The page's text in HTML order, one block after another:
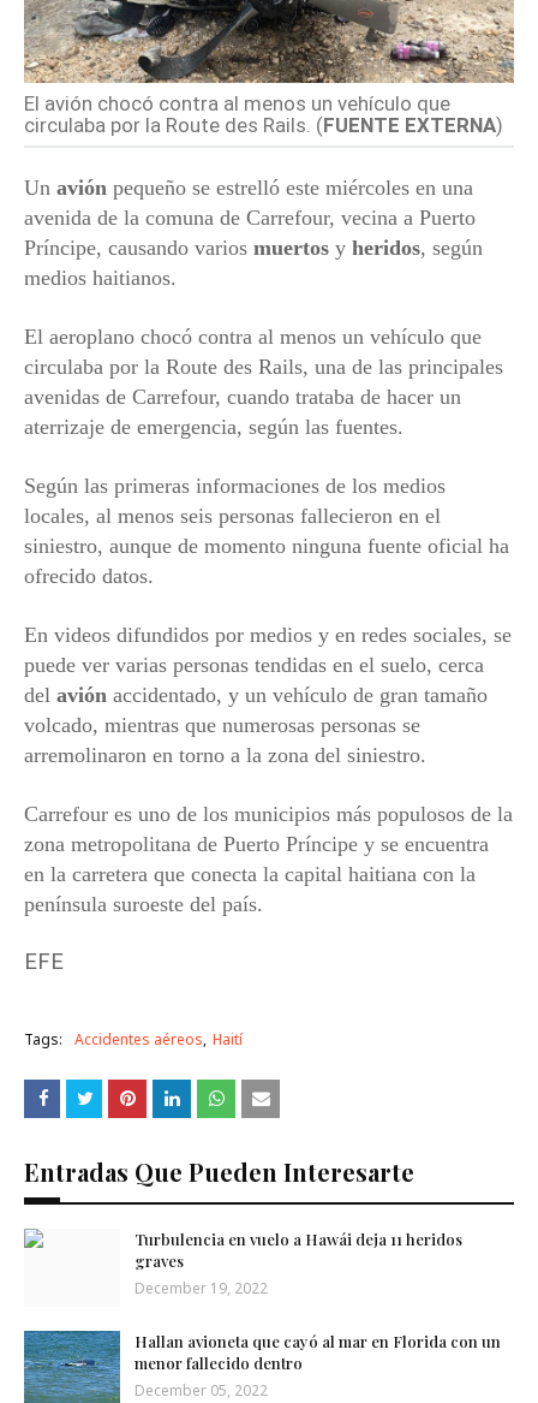
El avión chocó contra al menos un vehículo que
circulaba por la Route des Rails. (FUENTE EXTERNA)
Un avión pequeño se estrelló este miércoles en una
avenida de la comuna de Carrefour, vecina a Puerto
Príncipe, causando varios muertos y heridos, según
medios haitianos.
El aeroplano chocó contra al menos un vehículo que
circulaba por la Route des Rails, una de las principales
avenidas de Carrefour, cuando trataba de hacer un
aterrizaje de emergencia, según las fuentes.
Según las primeras informaciones de los medios
locales, al menos seis personas fallecieron en el
siniestro, aunque de momento ninguna fuente oficial ha
ofrecido datos.
En videos difundidos por medios y en redes sociales, se
puede ver varias personas tendidas en el suelo, cerca
del avión accidentado, y un vehículo de gran tamaño
volcado, mientras que numerosas personas se
arremolinaron en torno a la zona del siniestro.
Carrefour es uno de los municipios más populosos de la
zona metropolitana de Puerto Príncipe y se encuentra
en la carretera que conecta la capital haitiana con la
península suroeste del país.
EFE
Tags: Accidentes aéreos Haití
Entradas Que Pueden Interesarte
Turbulencia en vuelo a Hawái deja 11 heridos
graves
December 19, 2022
Hallan avioneta que cayó al mar en Florida con un
menor fallecido dentro
December 05, 2022